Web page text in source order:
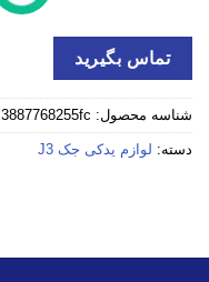
تماس بگیرید
شناسه محصول: 3887768255fc
دسته: لوازم یدکی جک J3